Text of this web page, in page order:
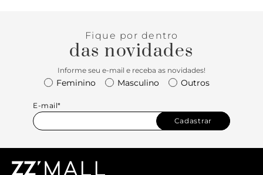
Fique por dentro
das novidades
Informe seu e-mail e receba as novidades!
Feminino Masculino Outros
E-mail*
Cadastrar